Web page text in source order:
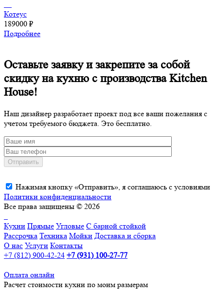
Котеус
189000 ₽
Подробнее
Оставьте заявку и закрепите за собой
скидку на кухню с производства Kitchen
House!
Наш дизайнер разработает проект под все ваши пожелания с
учетом требуемого бюджета. Это бесплатно.
Отправить
Нажимая кнопку «Отправить», я соглашаюсь с условиями
Политики конфиденциальности
Все права защищены © 2026
Кухни Прямые Угловые С барной стойкой
Рассрочка Техника Мойки Доставка и сборка
О нас Услуги Контакты
+7 (812) 900-42-24 +7 (931) 100-27-77
Оплата онлайн
Расчет стоимости кухни по моим размерам